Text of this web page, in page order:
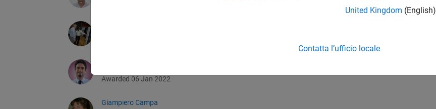
Awarded 06 Jan 2022
Giampiero Campa
United Kingdom (English)
Contatta l’ufficio locale